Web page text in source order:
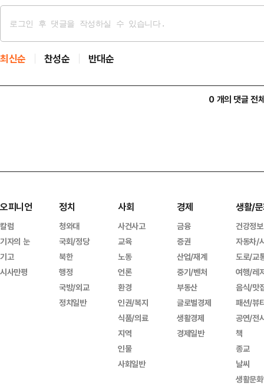
최신순 찬성순 반대순
0 개의 댓글 전
오피니언
칼럼
기자의 눈
기고
시사만평
정치
청와대
국회/정당
북한
행정
국방/외교
정치일반
사회
사건사고
교육
노동
언론
환경
인권/복지
식품/의료
지역
인물
사회일반
경제
금융
증권
산업/재계
중기/벤처
부동산
글로벌경제
생활경제
경제일반
생활/
건강정보
자동차/
도로/교
여행/레
음식/맛
패션/뷰
공연/전
책
종교
날씨
생활문